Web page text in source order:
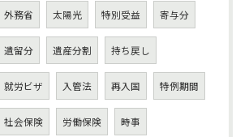
外務省 太陽光 特別受益 寄与分
遺留分 遺産分割 持ち戻し
就労ビザ 入管法 再入国 特例期間
社会保険 労働保険 時事